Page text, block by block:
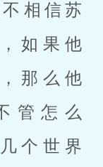
相信苏
如果他
那么他
管怎么
个世界